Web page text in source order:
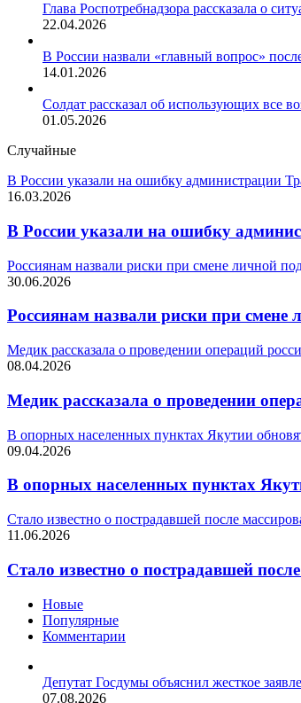
Глава Роспотребнадзора рассказала о
22.04.2026
В России назвали «главный вопрос»
14.01.2026
Солдат рассказал об использующих все
01.05.2026
Случайные
В России указали на ошибку администрации
16.03.2026
В России указали на ошибку
Россиянам назвали риски при смене личной
30.06.2026
Россиянам назвали риски при смене
Медик рассказала о проведении операций
08.04.2026
Медик рассказала о проведении
В опорных населенных пунктах Якутии
09.04.2026
В опорных населенных пунктах
Стало известно о пострадавшей после
11.06.2026
Стало известно о пострадавшей
Новые
Популярные
Комментарии
Депутат Госдумы объяснил жесткое
07.08.2026